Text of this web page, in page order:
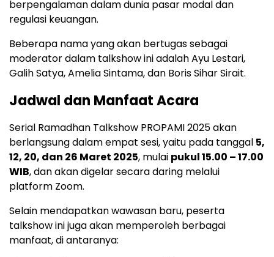
berpengalaman dalam dunia pasar modal dan
regulasi keuangan.
Beberapa nama yang akan bertugas sebagai
moderator dalam talkshow ini adalah Ayu Lestari,
Galih Satya, Amelia Sintama, dan Boris Sihar Sirait.
Jadwal dan Manfaat Acara
Serial Ramadhan Talkshow PROPAMI 2025 akan
berlangsung dalam empat sesi, yaitu pada tanggal 5,
12, 20, dan 26 Maret 2025, mulai pukul 15.00 – 17.00
WIB, dan akan digelar secara daring melalui
platform Zoom.
Selain mendapatkan wawasan baru, peserta
talkshow ini juga akan memperoleh berbagai
manfaat, di antaranya: